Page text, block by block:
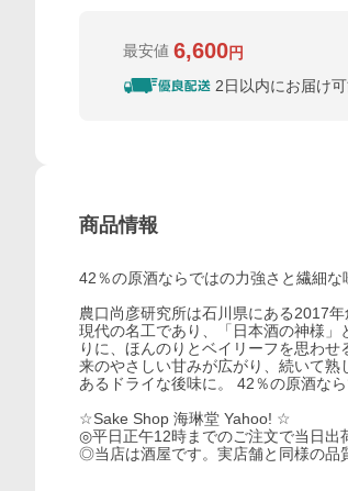
最安値 6,600円
2日以内にお届け
商品情報
42％の原酒ならではの力強さと繊細
農口尚彦研究所は石川県にある2017
現代の名工であり、「日本酒の神様
りに、ほんのりとベイリーフを思わ
来のやさしい甘みが広がり、続いて
あるドライな後味に。 42％の原酒な
☆Sake Shop 海琳堂 Yahoo! ☆
◎平日正午12時までのご注文で当日出
◎当店は酒屋です。実店舗と同様の品